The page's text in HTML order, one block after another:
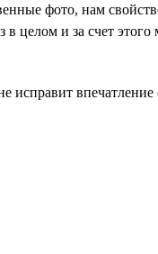
фото, нам
и за счет этого
исправит